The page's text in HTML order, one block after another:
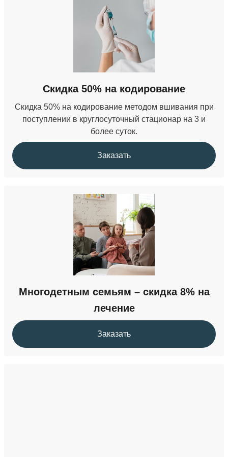
от 13 000 ₽
от 7 000 ₽
Кодирование от алкоголизма методом Довженко
15 000 ₽
Скидка 50% на кодирование
Скидка 50% на кодирование методом вшивания при
поступлении в круглосуточный стационар на 3 и
более суток.
Заказать
Многодетным семьям – скидка 8% на
лечение
Заказать